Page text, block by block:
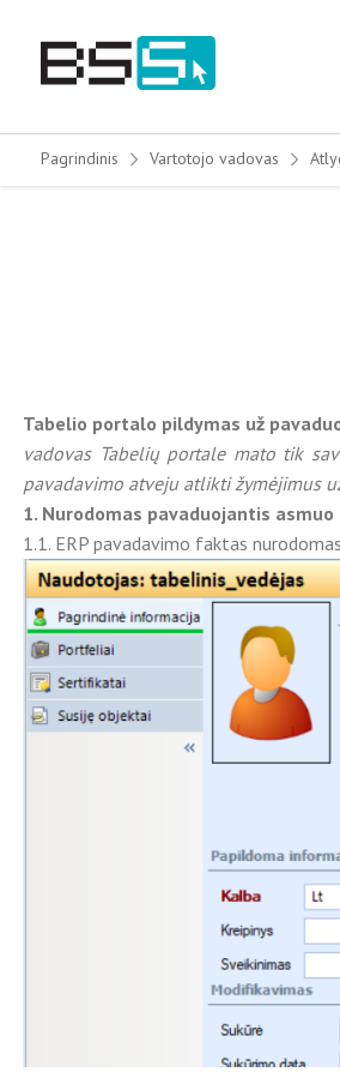
content
Pagrindinis Vartotojo vadovas
Tabelio portalo pildymas už
vadovas Tabelių portale mato tik
pavadavimo atveju atlikti žymėjimus
1. Nurodomas pavaduojantis asmuo
1.1. ERP pavadavimo faktas